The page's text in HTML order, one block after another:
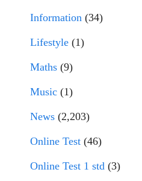
Information (34)
Lifestyle (1)
Maths (9)
Music (1)
News (2,203)
Online Test (46)
Online Test 1 std (3)